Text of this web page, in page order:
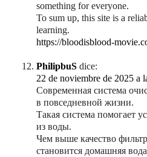
something for everyone.
To sum up, this site is a
learning.
https://bloodisblood-
PhilipbuS dice:
22 de noviembre de 2025 a
Современная система
в повседневной жизни.
Такая система помогает
из воды.
Чем выше качество
становится домашняя